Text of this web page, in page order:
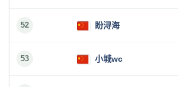
52 盼浔海
53 小城wc